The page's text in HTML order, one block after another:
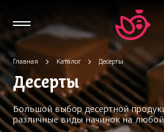
Главная Каталог Десерты
Десерты
Большой выбор десертной
различные виды начинок на